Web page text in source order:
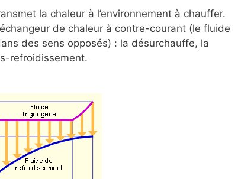
la chaleur à l’environnement à chauffer.
de chaleur à contre-courant (le fluide
des sens opposés) : la désurchauffe, la
refroidissement.